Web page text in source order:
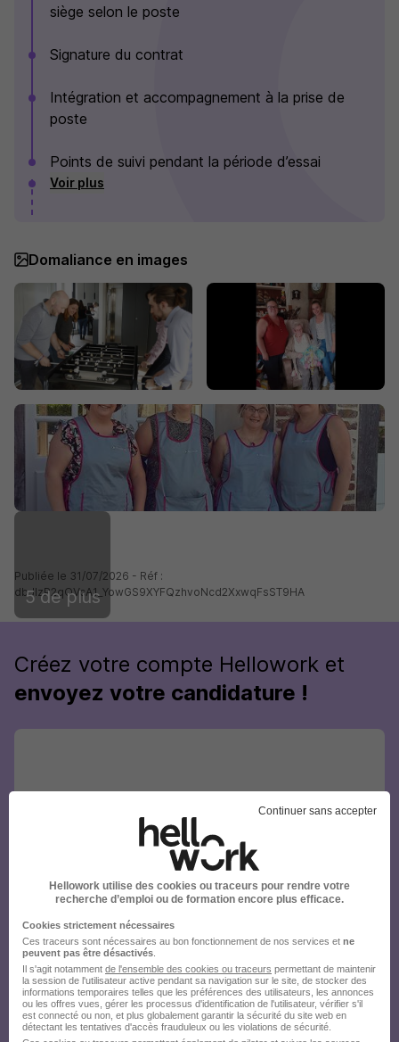
siège selon le poste
Signature du contrat
Intégration et accompagnement à la prise de
poste
Points de suivi pendant la période d’essai
Voir plus
Domaliance en images
5 de plus
Publiée le 31/07/2026 - Réf :
dbJlzP2qOVcA1_YowGS9XYFQzhvoNcd2XxwqFsST9HA
Créez votre compte Hellowork et
envoyez votre candidature !
Continuer sans accepter
Hellowork utilise des cookies ou traceurs pour rendre votre
recherche d’emploi ou de formation encore plus efficace.
Cookies strictement nécessaires
Ces traceurs sont nécessaires au bon fonctionnement de nos services et ne
peuvent pas être désactivés
Il s'agit notamment de l'ensemble des cookies ou traceurs permettant de maintenir
la session de l'utilisateur active pendant sa navigation sur le site, de stocker des
informations temporaires telles que les préférences des utilisateurs, les annonces
ou les offres vues, gérer les processus d'identification de l'utilisateur, vérifier s'il
est connecté ou non, et plus globalement garantir la sécurité du site web en
détectant les tentatives d'accès frauduleux ou les violations de sécurité.